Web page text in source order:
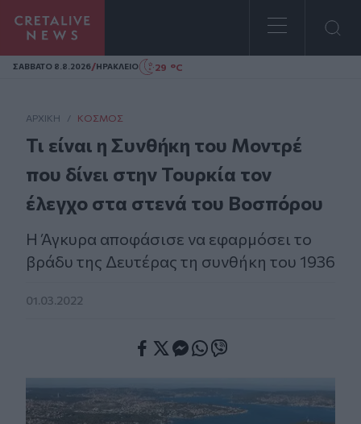
Homepage
ΣAΒΒΑΤΟ 8.8.2026/ΗΡΑΚΛΕΙΟ 29 °C
ΑΡΧΙΚΗ / ΚΌΣΜΟΣ
Τι είναι η Συνθήκη του Μοντρέ
που δίνει στην Τουρκία τον
έλεγχο στα στενά του Βοσπόρου
Η Άγκυρα αποφάσισε να εφαρμόσει το
βράδυ της Δευτέρας τη συνθήκη του 1936
01.03.2022